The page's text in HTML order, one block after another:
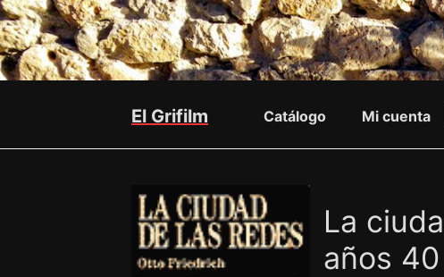
El Grifilm Catálogo Mi cuenta
La
años 40